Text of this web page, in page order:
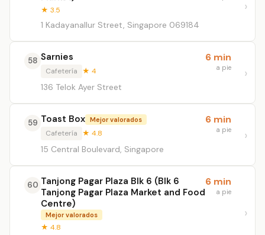
★ 3.5
1 Kadayanallur Street, Singapore 069184
58 Sarnies
Cafetería ★ 4
136 Telok Ayer Street
6 min
a pie
59 Toast Box Mejor valorados
Cafetería ★ 4.8
15 Central Boulevard, Singapore
6 min
a pie
60 Tanjong Pagar Plaza Blk 6 (Blk 6
Tanjong Pagar Plaza Market and Food
Centre)
Mejor valorados
★ 4.8
6 min
a pie